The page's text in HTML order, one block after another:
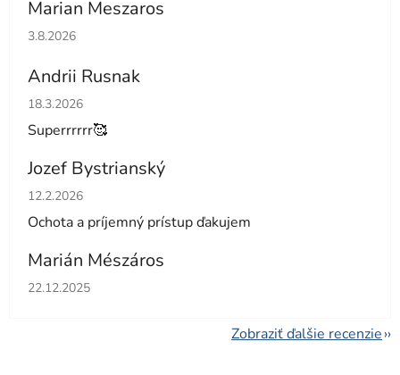
Marian Meszaros
Hodnotenie obchodu je 5 z 5 hviezdičiek.
3.8.2026
Andrii Rusnak
Hodnotenie obchodu je 5 z 5 hviezdičiek.
18.3.2026
Superrrrrr🥰
Jozef Bystrianský
Hodnotenie obchodu je 5 z 5 hviezdičiek.
12.2.2026
Ochota a príjemný prístup ďakujem
Marián Mészáros
Hodnotenie obchodu je 5 z 5 hviezdičiek.
22.12.2025
Zobraziť ďalšie recenzie